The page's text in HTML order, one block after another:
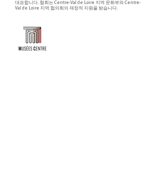
대표합니다. 협회는 Centre-Val de Loire 지역 문화부와 Centre-
Val de Loire 지역 협의회의 재정적 지원을 받습니다.